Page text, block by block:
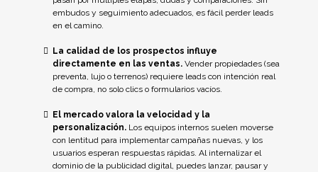
embudos y seguimiento adecuados, es fácil perder leads
en el camino.
La calidad de los prospectos influye
directamente en las ventas. Vender propiedades (sea
preventa, lujo o terrenos) requiere leads con intención real
de compra, no solo clics o formularios vacíos.
El mercado valora la velocidad y la
personalización. Los equipos internos suelen moverse
con lentitud para implementar campañas nuevas, y los
usuarios esperan respuestas rápidas. Al internalizar el
dominio de la publicidad digital, puedes lanzar, pausar y